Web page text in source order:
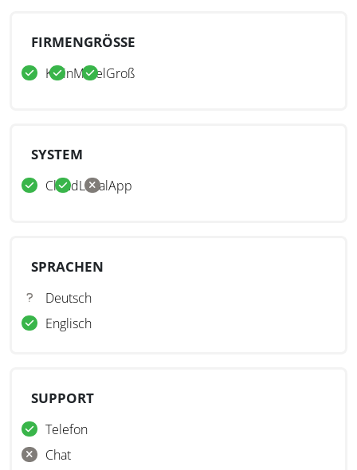
FIRMENGRÖSSE
KleinMittelGroß
SYSTEM
CloudLokalApp
SPRACHEN
Deutsch
Englisch
SUPPORT
Telefon
Chat